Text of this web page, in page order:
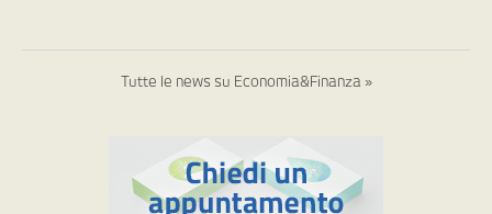
Tutte le news su Economia&Finanza »